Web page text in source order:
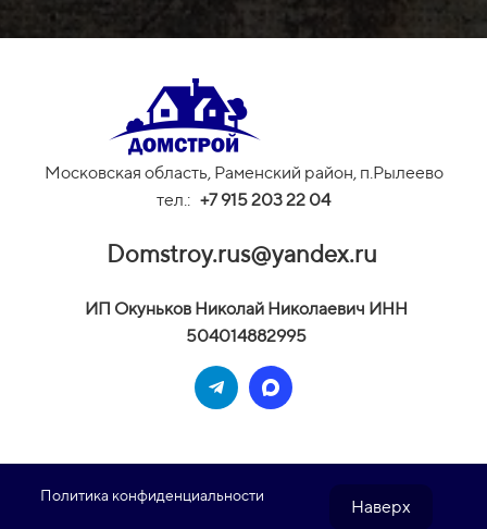
Московская область, Раменский район, п.Рылеево
тел.: +7 915 203 22 04
Domstroy.rus@yandex.ru
ИП Окуньков Николай Николаевич ИНН
504014882995
Политика конфиденциальности
Наверх